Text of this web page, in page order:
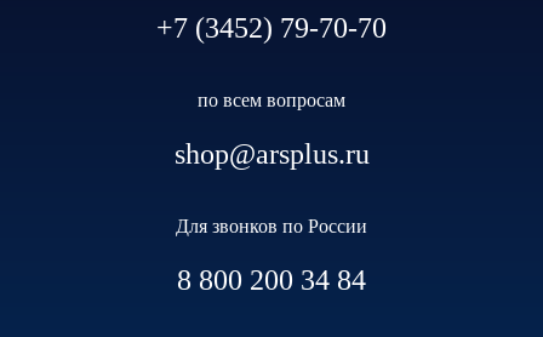
+7 (3452) 79-70-70
по всем вопросам
shop@arsplus.ru
Для звонков по России
8 800 200 34 84